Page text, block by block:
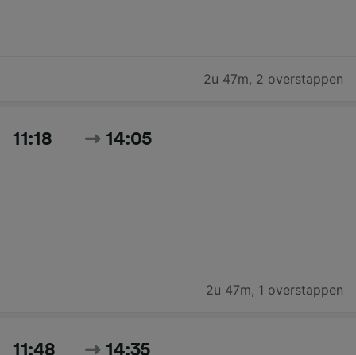
2u 47m, 2 overstappen
11:18 14:05
2u 47m, 1 overstappen
11:48 14:35